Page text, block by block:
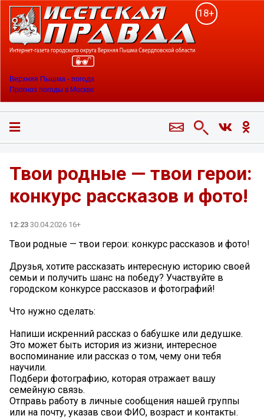
18+
Верхняя Пышма - погода
Прогноз погоды в Москве
Твои родные — твои герои:
конкурс рассказов и фото!
12:23 30.04.2026 16+
Твои родные — твои герои: конкурс рассказов и фото!
Друзья, хотите рассказать интересную историю своей
семьи и получить шанс на победу? Участвуйте в
городском конкурсе рассказов и фотографий!
Что нужно сделать:
Напиши искренний рассказ о бабушке или дедушке.
Это может быть история из жизни, интересное
воспоминание или рассказ о том, чему они тебя
научили.
Подбери фотографию, которая отражает вашу
семейную связь.
Отправь работу в личные сообщения нашей группы
или на почту, указав свои ФИО, возраст и контакты.